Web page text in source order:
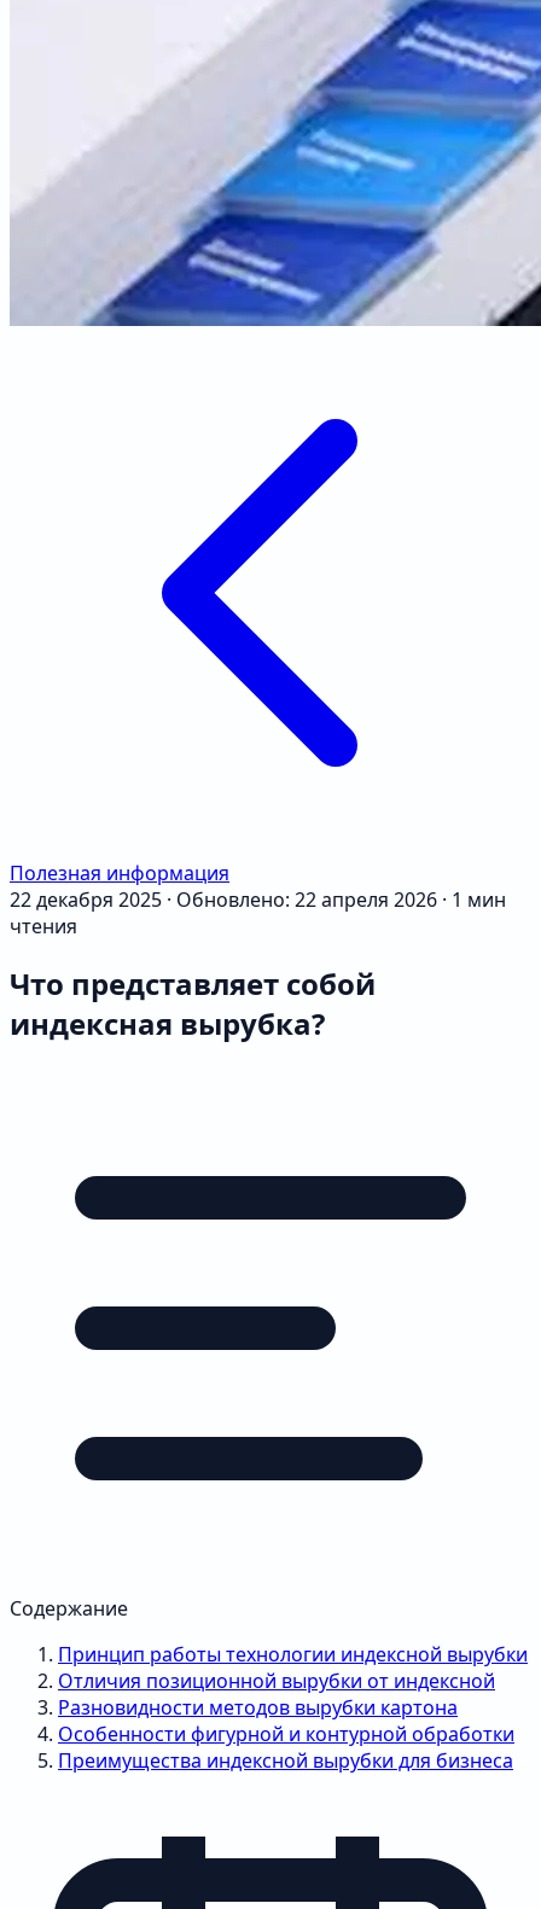
Полезная информация
22 декабря 2025 · Обновлено: 22 апреля 2026 · 1 мин
чтения
Что представляет собой
индексная вырубка?
Содержание
Принцип работы технологии индексной вырубки
Отличия позиционной вырубки от индексной
Разновидности методов вырубки картона
Особенности фигурной и контурной обработки
Преимущества индексной вырубки для бизнеса